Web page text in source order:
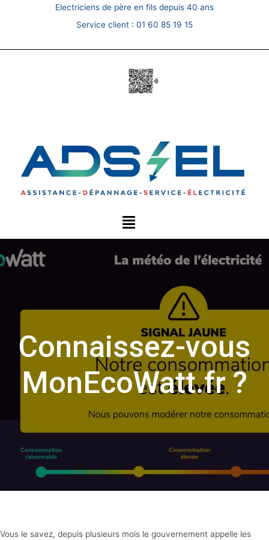
Electriciens de père en fils depuis 40 ans
Service client : 01 60 85 19 15
Connaissez-vous
MonEcoWatt.fr ?
Vous le savez, depuis plusieurs mois le gouvernement appelle les